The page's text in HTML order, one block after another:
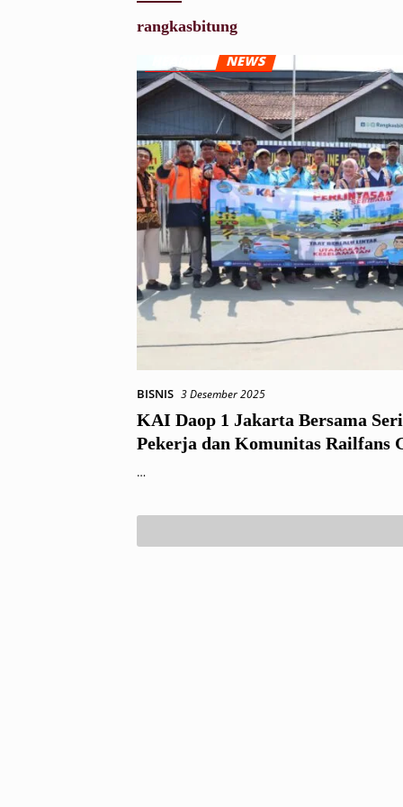
rangkasbitung
BISNIS 3 Desember 2025
KAI Daop 1 Jakarta Bersama
Pekerja dan Komunitas Railfans
…